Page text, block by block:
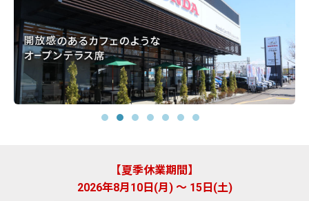
夏季休業期間
2026年8月10日(月) ～ 15日(土)